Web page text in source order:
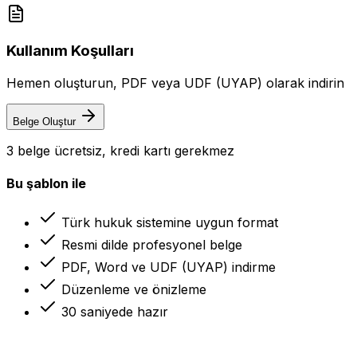
Kullanım Koşulları
Hemen oluşturun, PDF veya UDF (UYAP) olarak indirin
Belge Oluştur
3 belge ücretsiz, kredi kartı gerekmez
Bu şablon ile
Türk hukuk sistemine uygun format
Resmi dilde profesyonel belge
PDF, Word ve UDF (UYAP) indirme
Düzenleme ve önizleme
30 saniyede hazır